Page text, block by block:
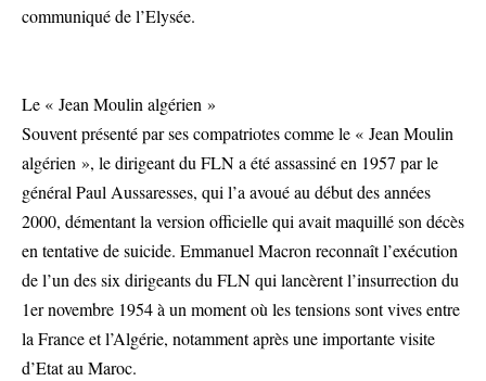
communiqué de l’Elysée.
Le « Jean Moulin algérien »
Souvent présenté par ses compatriotes comme le « Jean Moulin
algérien », le dirigeant du FLN a été assassiné en 1957 par le
général Paul Aussaresses, qui l’a avoué au début des années
2000, démentant la version officielle qui avait maquillé son décès
en tentative de suicide. Emmanuel Macron reconnaît l’exécution
de l’un des six dirigeants du FLN qui lancèrent l’insurrection du
1er novembre 1954 à un moment où les tensions sont vives entre
la France et l’Algérie, notamment après une importante visite
d’Etat au Maroc.